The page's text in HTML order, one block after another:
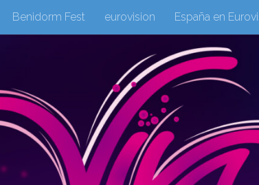
Benidorm Fest eurovision España en
eurovision 2020 Eurovision 2021
Columnas Columnas eurovision Eurovisión
Multimedia Inicio Noticia operacion